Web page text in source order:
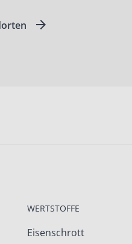
WERTSTOFFE
Eisenschrott